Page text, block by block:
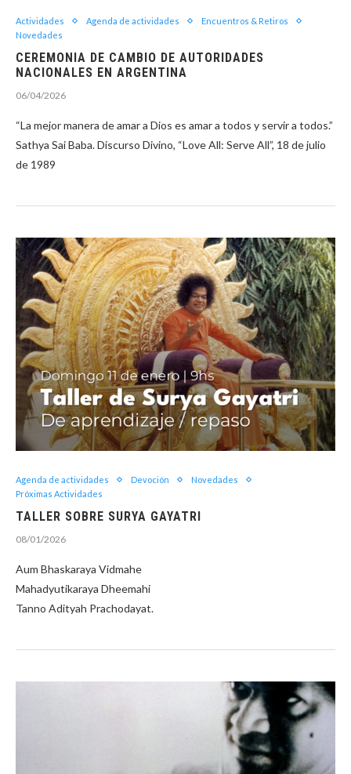
Actividades Agenda de actividades
Encuentros & Retiros
Novedades
CEREMONIA DE CAMBIO DE AUTORIDADES
NACIONALES EN ARGENTINA
06/04/2026
“La mejor manera de amar a Dios es amar a todos y servir a todos.”
Sathya Sai Baba. Discurso Divino, “Love All: Serve All”, 18 de julio
de 1989
Agenda de actividades Devoción
Novedades
Próximas Actividades
TALLER SOBRE SURYA GAYATRI
08/01/2026
Aum Bhaskaraya Vidmahe
Mahadyutikaraya Dheemahi
Tanno Adityah Prachodayat.